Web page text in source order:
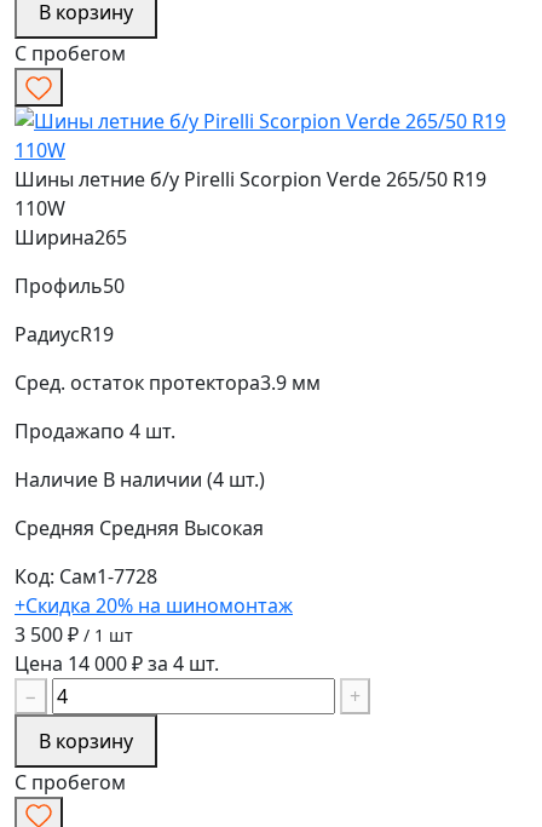
В корзину
С пробегом
Шины летние б/у Pirelli Scorpion Verde 265/50 R19
110W
Ширина265
Профиль50
РадиусR19
Сред. остаток протектора3.9 мм
Продажапо 4 шт.
Наличие В наличии (4 шт.)
Средняя Средняя Высокая
Код: Сам1-7728
+Скидка 20% на шиномонтаж
3 500 ₽ / 1 шт
Цена 14 000 ₽ за 4 шт.
−
+
В корзину
С пробегом